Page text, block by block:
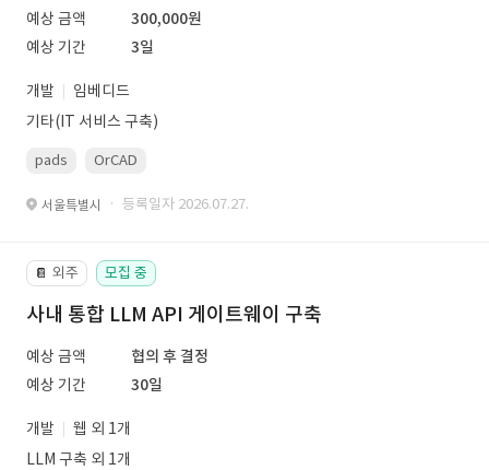
예상 금액
300,000원
예상 기간
3일
개발
임베디드
기타(IT 서비스 구축)
pads OrCAD
서울특별시 · 등록일자 2026.07.27.
📔 외주 모집 중
사내 통합 LLM API 게이트웨이 구축
예상 금액
협의 후 결정
예상 기간
30일
개발
웹 외 1개
LLM 구축 외 1개